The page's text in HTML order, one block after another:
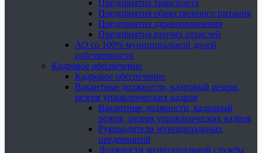
Предприятия транспорта
Предприятия общественного питания
Предприятия здравоохранения
Предприятия прочих отраслей
АО со 100% муниципальной долей
собственности
Кадровое обеспечение
Кадровое обеспечение
Вакантные должности, кадровый резерв,
резерв управленческих кадров
Вакантные должности, кадровый
резерв, резерв управленческих кадров
Руководители муниципальных
предприятий
Должности муниципальной службы